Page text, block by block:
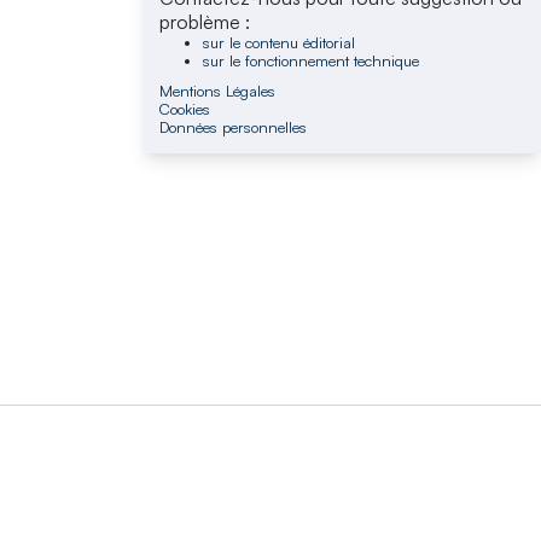
problème :
sur le contenu éditorial
sur le fonctionnement technique
Mentions Légales
Cookies
Données personnelles